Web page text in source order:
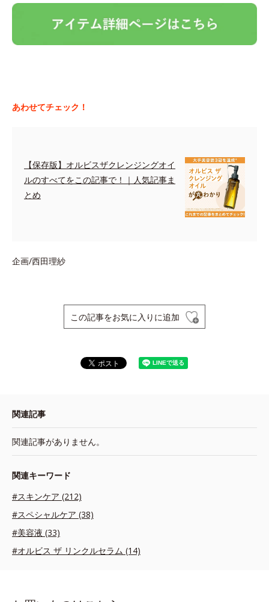
あわせてチェック！
【保存版】オルビスザクレンジングオイ
ルのすべてをこの記事で！｜人気記事ま
とめ
企画/西田理紗
この記事をお気に入りに追加
関連記事
関連記事がありません。
関連キーワード
#スキンケア (212)
#スペシャルケア (38)
#美容液 (33)
#オルビス ザ リンクルセラム (14)